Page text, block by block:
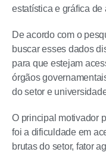
estatística e gráfica de
De acordo com o
buscar esses dados
para que estejam
órgãos
do setor e
O principal motivador
foi a dificuldade em
brutas do setor, fator